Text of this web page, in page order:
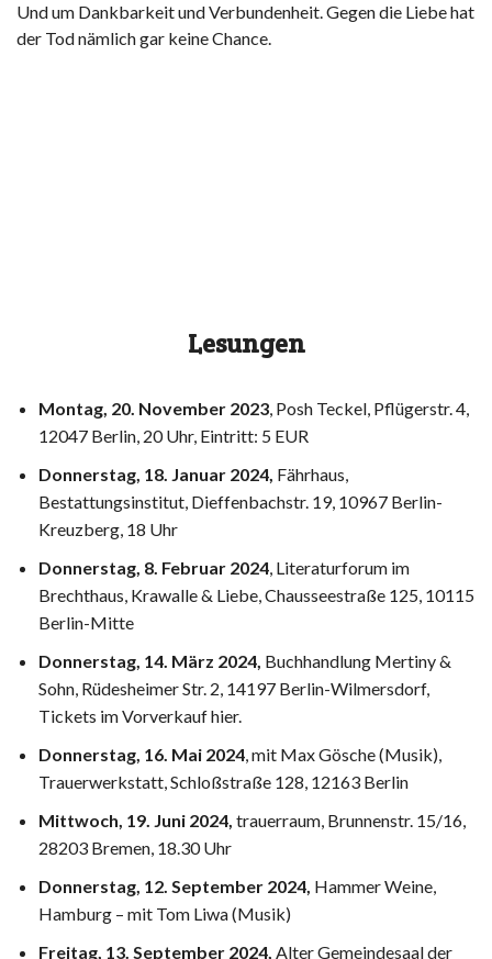
Und um Dankbarkeit und Verbundenheit. Gegen die Liebe hat
der Tod nämlich gar keine Chance.
Lesungen
Montag, 20. November 2023, Posh Teckel, Pflügerstr. 4,
12047 Berlin, 20 Uhr, Eintritt: 5 EUR
Donnerstag, 18. Januar 2024, Fährhaus,
Bestattungsinstitut, Dieffenbachstr. 19, 10967 Berlin-
Kreuzberg, 18 Uhr
Donnerstag, 8. Februar 2024, Literaturforum im
Brechthaus, Krawalle & Liebe, Chausseestraße 125, 10115
Berlin-Mitte
Donnerstag, 14. März 2024, Buchhandlung Mertiny &
Sohn, Rüdesheimer Str. 2, 14197 Berlin-Wilmersdorf,
Tickets im Vorverkaufhier.
Donnerstag, 16. Mai 2024, mit Max Gösche (Musik),
Trauerwerkstatt, Schloßstraße 128, 12163 Berlin
Mittwoch, 19. Juni 2024, trauerraum, Brunnenstr. 15/16,
28203 Bremen, 18.30 Uhr
Donnerstag, 12. September 2024, Hammer Weine,
Hamburg – mit Tom Liwa (Musik)
Freitag, 13. September 2024, Alter Gemeindesaal der